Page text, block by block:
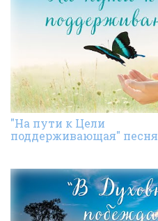
"На пути к Цели
поддерживающая" песня